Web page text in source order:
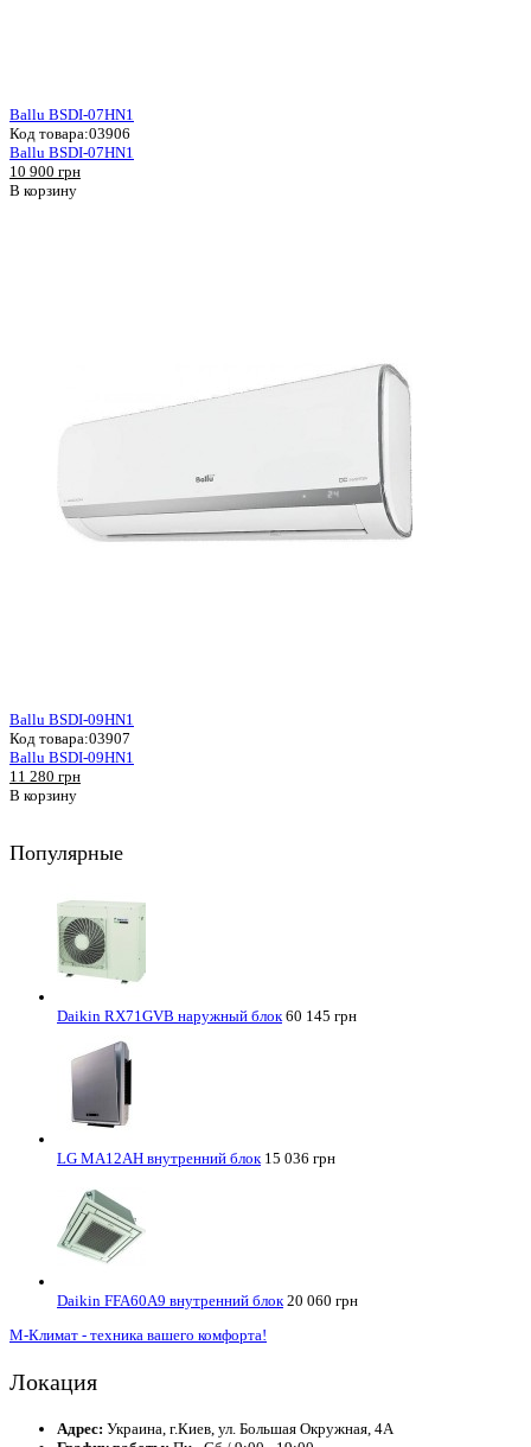
Ballu BSDI-07HN1
Код товара:03906
Ballu BSDI-07HN1
10 900 грн
В корзину
Ballu BSDI-09HN1
Код товара:03907
Ballu BSDI-09HN1
11 280 грн
В корзину
Популярные
Daikin RX71GVB наружный блок 60 145 грн
LG MA12AH внутренний блок 15 036 грн
Daikin FFA60A9 внутренний блок 20 060 грн
М-Климат - техника вашего комфорта!
Локация
Адрес: Украина, г.Киев, ул. Большая Окружная, 4А